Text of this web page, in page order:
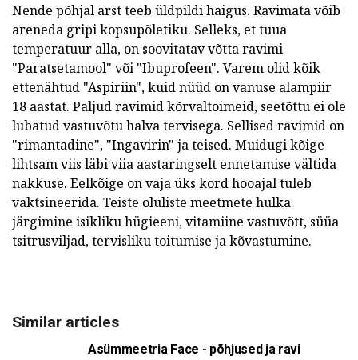
Nende põhjal arst teeb üldpildi haigus. Ravimata võib
areneda gripi kopsupõletiku. Selleks, et tuua
temperatuur alla, on soovitatav võtta ravimi
"Paratsetamool" või "Ibuprofeen". Varem olid kõik
ettenähtud "Aspiriin", kuid nüüd on vanuse alampiir
18 aastat. Paljud ravimid kõrvaltoimeid, seetõttu ei ole
lubatud vastuvõtu halva tervisega. Sellised ravimid on
"rimantadine", "Ingavirin" ja teised. Muidugi kõige
lihtsam viis läbi viia aastaringselt ennetamise vältida
nakkuse. Eelkõige on vaja üks kord hooajal tuleb
vaktsineerida. Teiste oluliste meetmete hulka
järgimine isikliku hügieeni, vitamiine vastuvõtt, süüa
tsitrusviljad, tervisliku toitumise ja kõvastumine.
Similar articles
Asümmeetria Face - põhjused ja ravi